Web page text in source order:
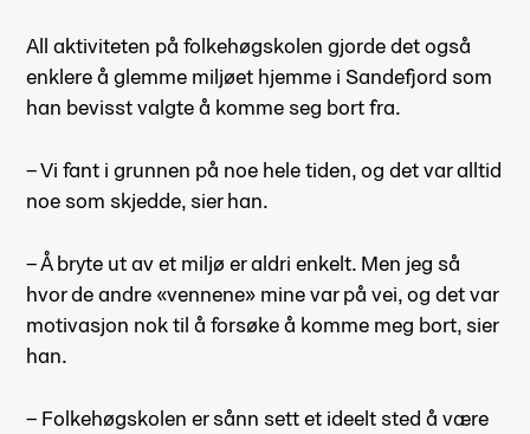
All aktiviteten på folkehøgskolen gjorde det også
enklere å glemme miljøet hjemme i Sandefjord som
han bevisst valgte å komme seg bort fra.
– Vi fant i grunnen på noe hele tiden, og det var alltid
noe som skjedde, sier han.
– Å bryte ut av et miljø er aldri enkelt. Men jeg så
hvor de andre «vennene» mine var på vei, og det var
motivasjon nok til å forsøke å komme meg bort, sier
han.
– Folkehøgskolen er sånn sett et ideelt sted å være